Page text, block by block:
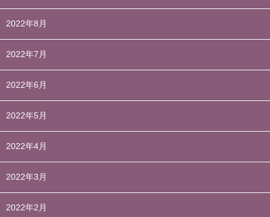
2022年8月
2022年7月
2022年6月
2022年5月
2022年4月
2022年3月
2022年2月